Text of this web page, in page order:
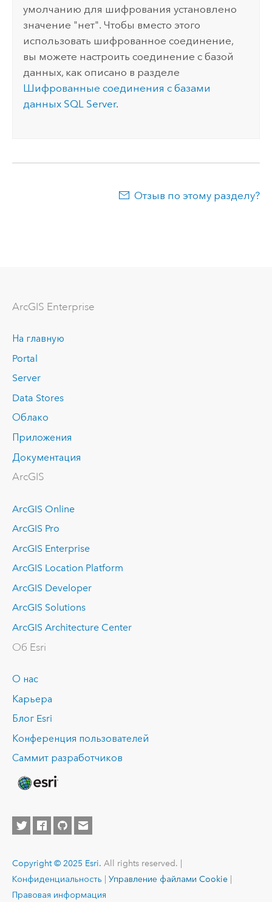
умолчанию для шифрования установлено
значение "нет". Чтобы вместо этого
использовать шифрованное соединение,
вы можете настроить соединение с базой
данных, как описано в разделе
Шифрованные соединения с базами
данных SQL Server.
Отзыв по этому разделу?
ArcGIS Enterprise
На главную
Portal
Server
Data Stores
Облако
Приложения
Документация
ArcGIS
ArcGIS Online
ArcGIS Pro
ArcGIS Enterprise
ArcGIS Location Platform
ArcGIS Developer
ArcGIS Solutions
ArcGIS Architecture Center
Об Esri
О нас
Карьера
Блог Esri
Конференция пользователей
Саммит разработчиков
Copyright © 2025 Esri. All rights reserved. |
Конфиденциальность
Управление файлами Cookie
Правовая информация